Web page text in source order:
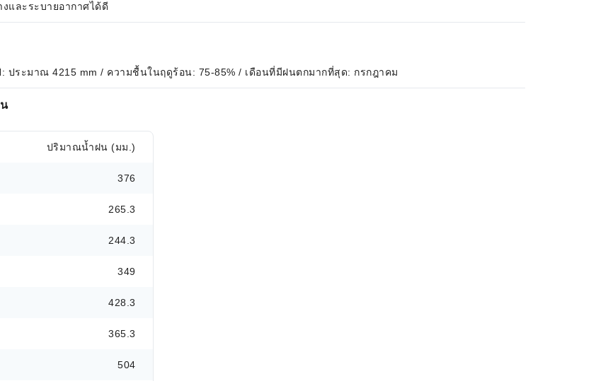
และระบายอากาศได้ดี
ระมาณ 4215 mm / ความชื้นในฤดูร้อน: 75-85% / เดือนที่มีฝนตกมากที่สุด: กรกฎาคม
ปริมาณน้ำฝน (มม.)
376
265.3
244.3
349
428.3
365.3
504